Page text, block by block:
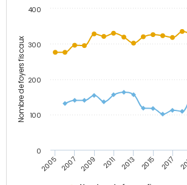
Nombre de foyers fiscaux
2005 2007 2009 2011 2013 2015 2017
0
100
200
300
400